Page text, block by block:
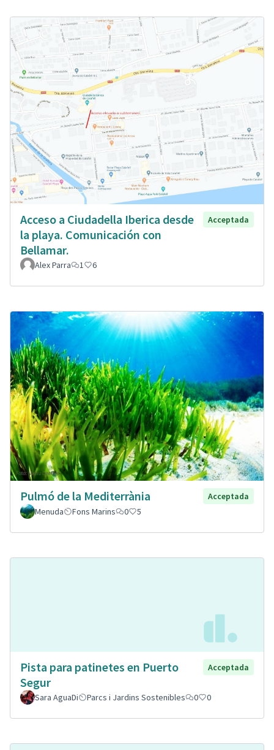
Acceso a Ciudadella Iberica desde
la playa. Comunicación con
Bellamar.
Acceptada
Alex Parra 1 6
Pulmó de la Mediterrània
Acceptada
Menuda
Fons Marins 0 5
Pista para patinetes en Puerto
Segur
Acceptada
Sara AguaDi Parcs i Jardins Sostenibles 0 0